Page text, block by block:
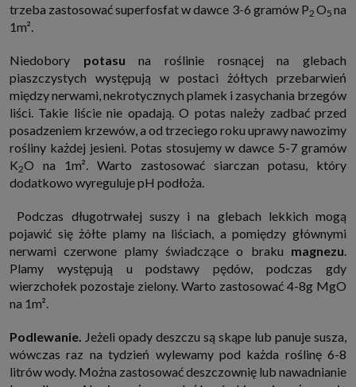
trzeba zastosować superfosfat w dawce 3-6 gramów P2 O5na
1m².
Niedobory potasu na roślinie rosnącej na glebach
piaszczystych występują w postaci żółtych przebarwień
między nerwami, nekrotycznych plamek i zasychania brzegów
liści. Takie liście nie opadają. O potas należy zadbać przed
posadzeniem krzewów, a od trzeciego roku uprawy nawozimy
rośliny każdej jesieni. Potas stosujemy w dawce 5-7 gramów
K2O na 1m². Warto zastosować siarczan potasu, który
dodatkowo wyreguluje pH podłoża.
Podczas długotrwałej suszy i na glebach lekkich mogą
pojawić się żółte plamy na liściach, a pomiędzy głównymi
nerwami czerwone plamy świadczące o braku magnezu
Plamy występują u podstawy pędów, podczas gdy
wierzchołek pozostaje zielony. Warto zastosować 4-8g MgO
na 1m².
Podlewanie. Jeżeli opady deszczu są skąpe lub panuje susza,
wówczas raz na tydzień wylewamy pod każda roślinę 6-8
litrów wody. Można zastosować deszczownię lub nawadnianie